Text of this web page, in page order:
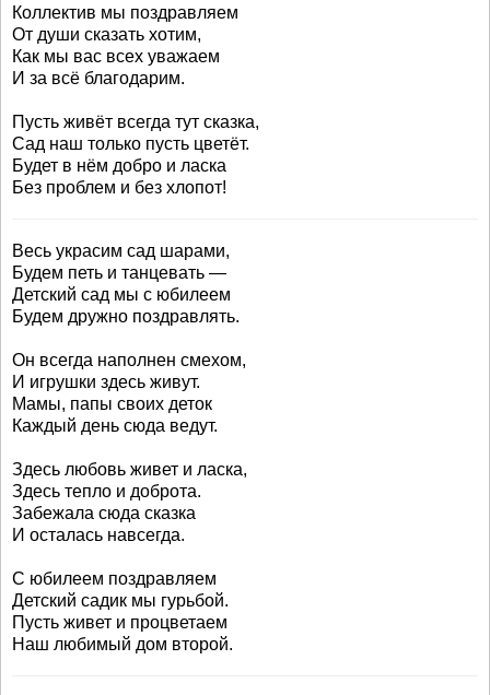
Коллектив мы поздравляем
От души сказать хотим,
Как мы вас всех уважаем
И за всё благодарим.
Пусть живёт всегда тут сказка,
Сад наш только пусть цветёт.
Будет в нём добро и ласка
Без проблем и без хлопот!
Весь украсим сад шарами,
Будем петь и танцевать —
Детский сад мы с юбилеем
Будем дружно поздравлять.
Он всегда наполнен смехом,
И игрушки здесь живут.
Мамы, папы своих деток
Каждый день сюда ведут.
Здесь любовь живет и ласка,
Здесь тепло и доброта.
Забежала сюда сказка
И осталась навсегда.
С юбилеем поздравляем
Детский садик мы гурьбой.
Пусть живет и процветаем
Наш любимый дом второй.